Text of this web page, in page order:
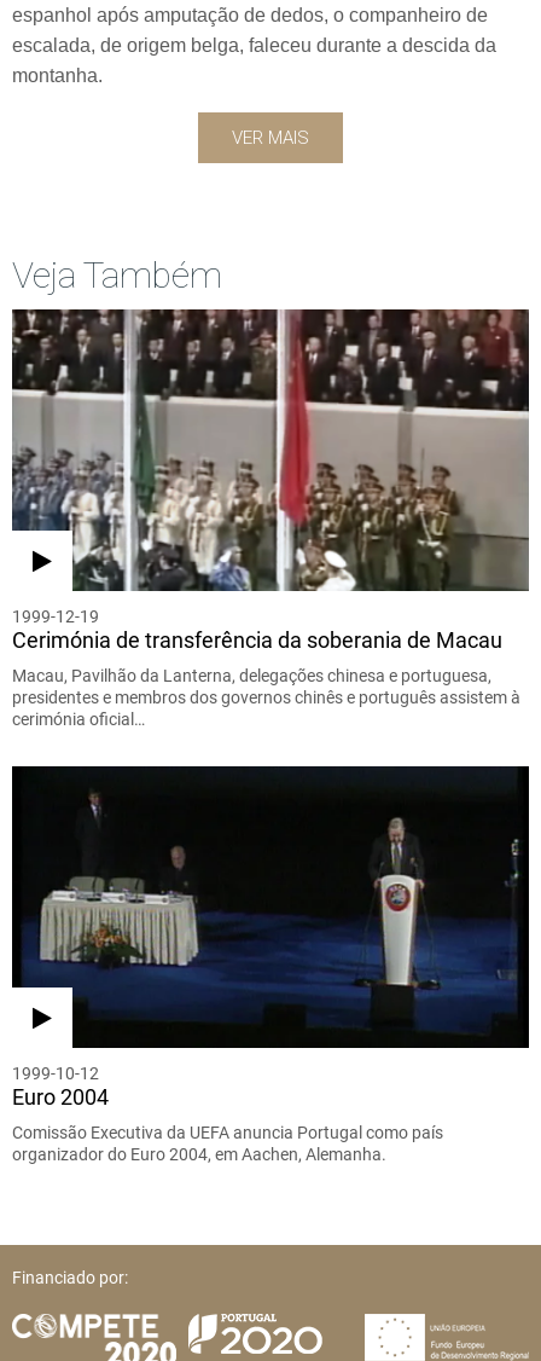
espanhol após amputação de dedos, o companheiro de
escalada, de origem belga, faleceu durante a descida da
montanha.
VER MAIS
Veja Também
1999-12-19
Cerimónia de transferência da soberania de Macau
Macau, Pavilhão da Lanterna, delegações chinesa e portuguesa,
presidentes e membros dos governos chinês e português assistem à
cerimónia oficial…
1999-10-12
Euro 2004
Comissão Executiva da UEFA anuncia Portugal como país
organizador do Euro 2004, em Aachen, Alemanha.
Financiado por: